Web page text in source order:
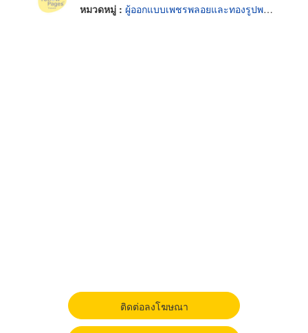
หมวดหมู่ : ผู้ออกแบบเพชรพลอยและทองรูปพรรณ
ติดต่อลงโฆษณา